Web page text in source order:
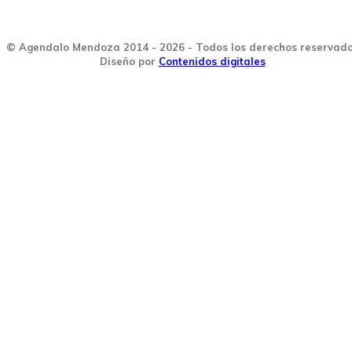
© Agendalo Mendoza 2014 - 2026 - Todos los derechos
Diseño por Contenidos digitales